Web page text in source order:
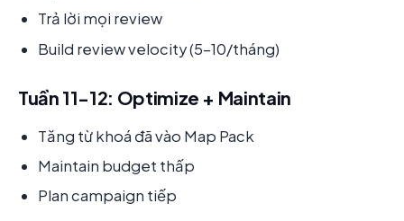
Trả lời mọi review
Build review velocity (5-10/tháng)
Tuần 11-12: Optimize + Maintain
Tăng từ khoá đã vào Map Pack
Maintain budget thấp
Plan campaign tiếp